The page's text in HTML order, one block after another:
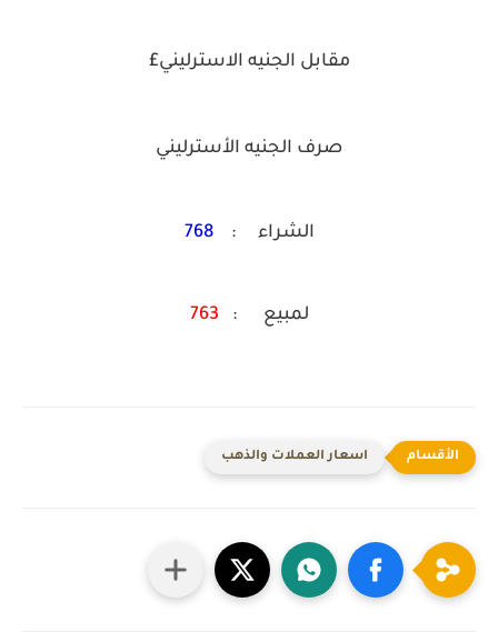
مقابل الجنيه الاسترليني£
صرف الجنيه الأسترليني
الشراء :768
لمبيع : 763
اسعار العملات والذهب